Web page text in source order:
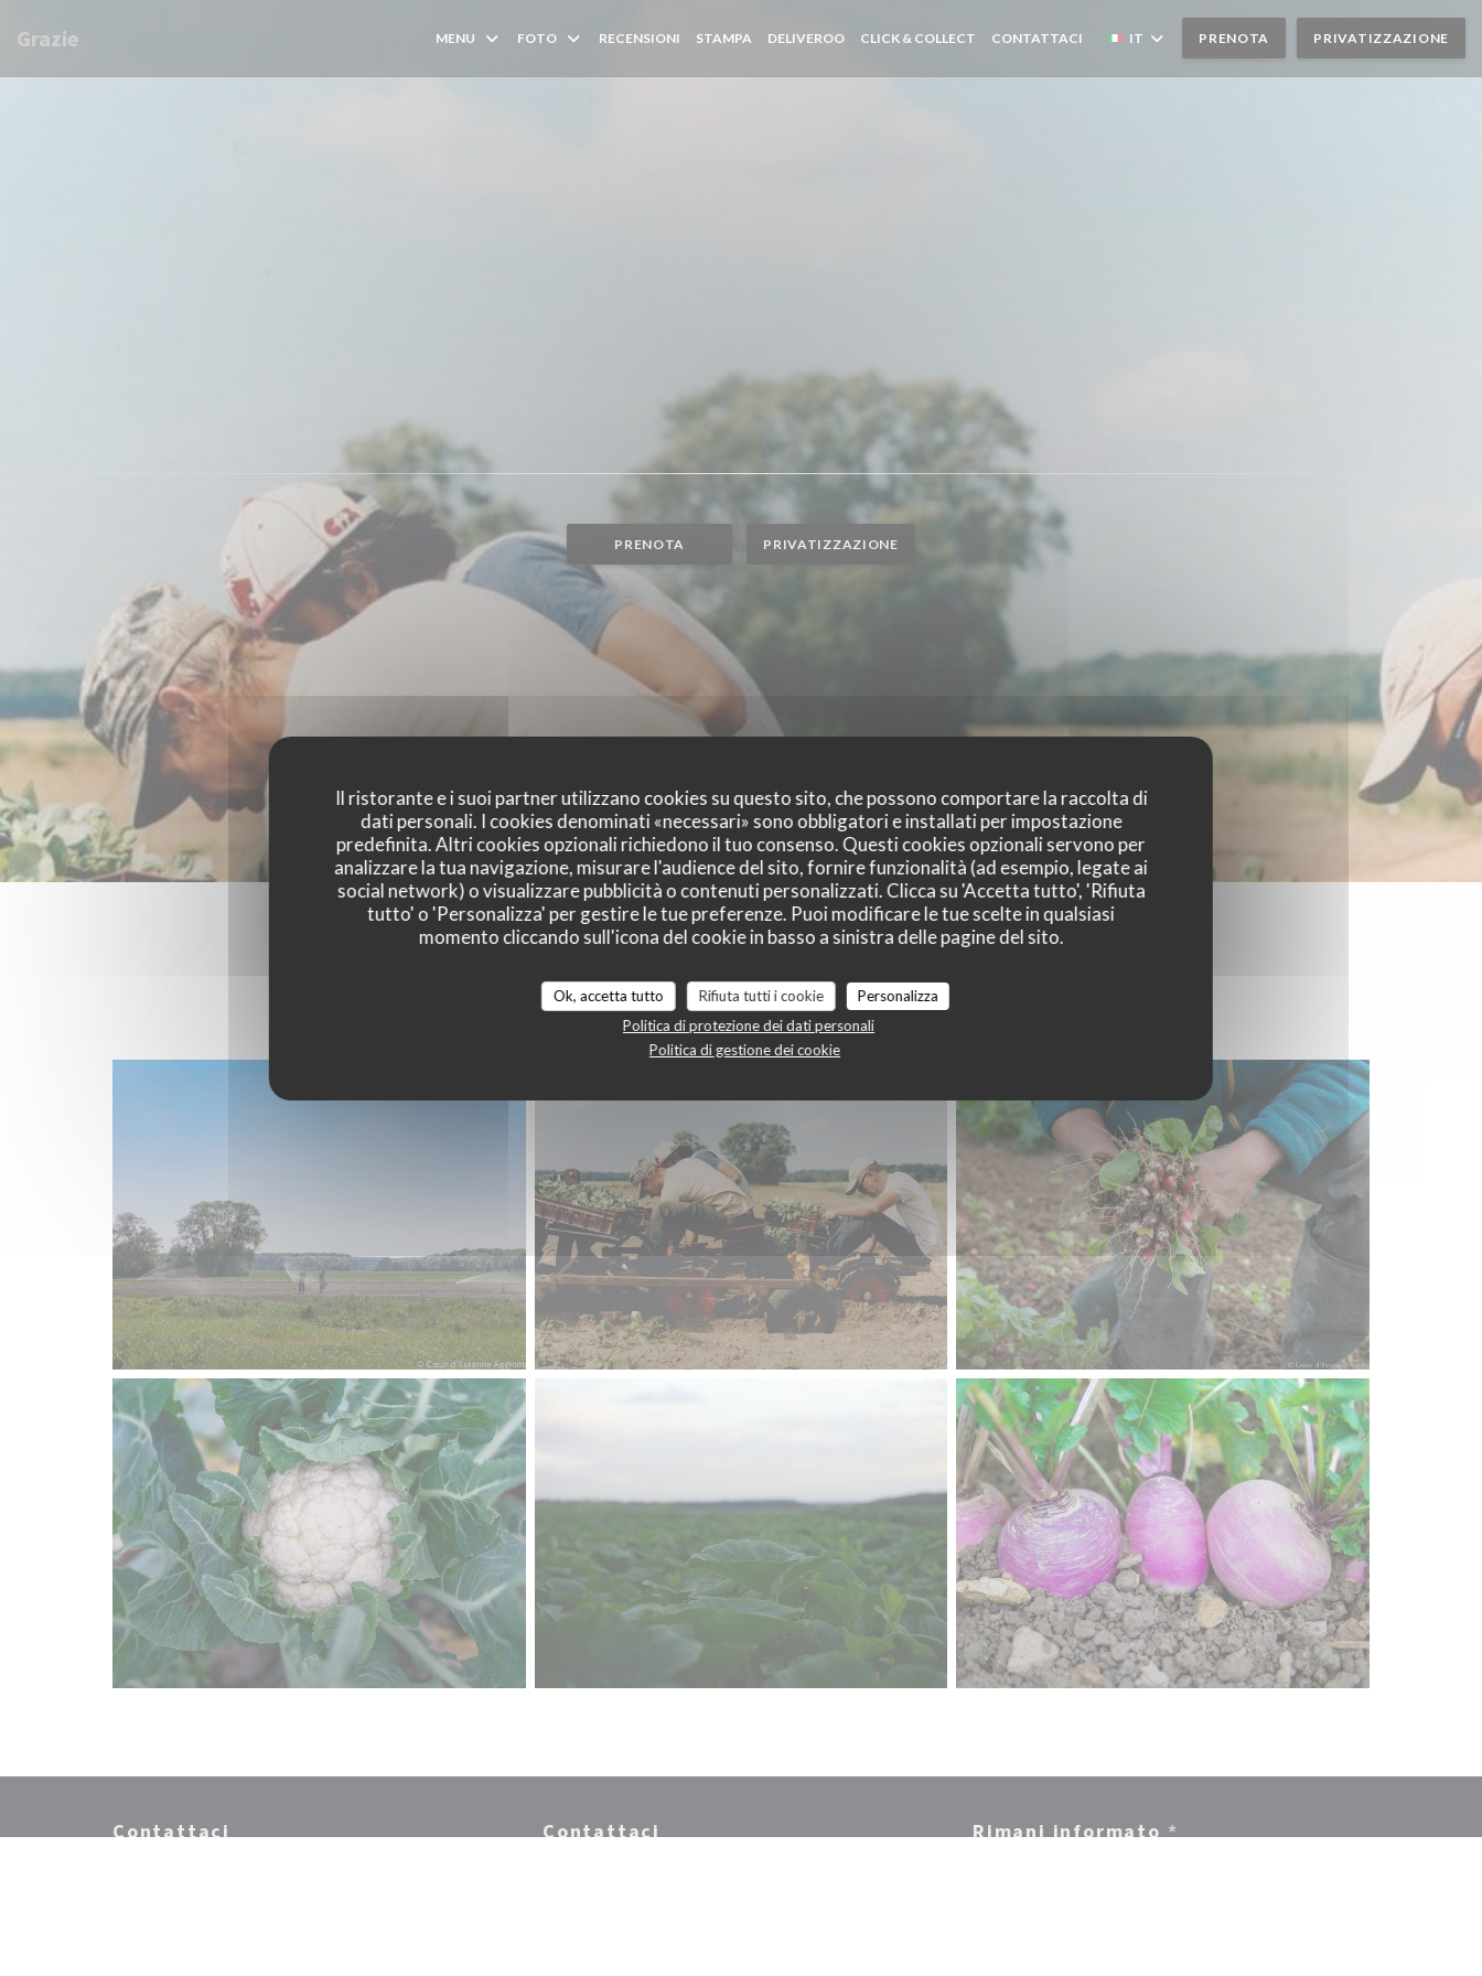
Il ristorante e i suoi partner utilizzano cookies su questo sito, che possono comportare la raccolta di
dati personali. I cookies denominati «necessari» sono obbligatori e installati per impostazione
predefinita. Altri cookies opzionali richiedono il tuo consenso. Questi cookies opzionali servono per
analizzare la tua navigazione, misurare l'audience del sito, fornire funzionalità (ad esempio, legate ai
social network) o visualizzare pubblicità o contenuti personalizzati. Clicca su 'Accetta tutto', 'Rifiuta
tutto' o 'Personalizza' per gestire le tue preferenze. Puoi modificare le tue scelte in qualsiasi
momento cliccando sull'icona del cookie in basso a sinistra delle pagine del sito.
Ok, accetta tutto Rifiuta tutti i cookie
Personalizza
Politica di protezione dei dati personali
Politica di gestione dei cookie
Grazie MENU FOTO RECENSIONI STAMPA DELIVEROO((APRE UNA NUOVA FINESTRA))
CLICK & COLLECT ((APRE UNA NUOVA FINESTRA))
CONTATTACI IT PRENOTA PRIVATIZZAZIONE
PRENOTA PRIVATIZZAZIONE
Contattaci Contattaci Rimani informato*